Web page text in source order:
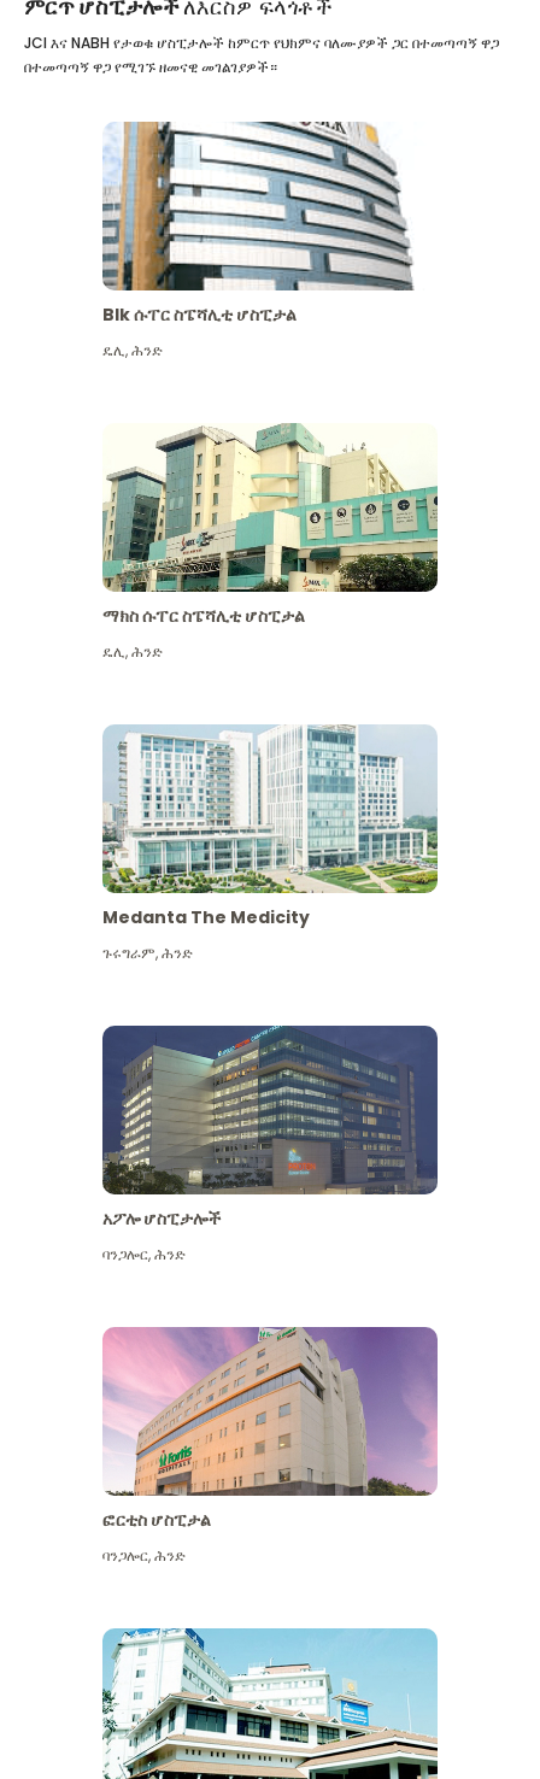
ምርጥ ሆስፒታሎችለእርስዎ ፍላጎቶች
JCI እና NABH የታወቁ ሆስፒታሎች ከምርጥ የህክምና ባለሙያዎች ጋር በተመጣጣኝ ዋጋ
በተመጣጣኝ ዋጋ የሚገኙ ዘመናዊ መገልገያዎች።
Blk ሱፐር ስፔሻሊቲ ሆስፒታል
ዴሊ,ሕንድ
ማክስ ሱፐር ስፔሻሊቲ ሆስፒታል
ዴሊ,ሕንድ
Medanta The Medicity
ጉሩግራም,ሕንድ
አፖሎ ሆስፒታሎች
ባንጋሎር,ሕንድ
ፎርቲስ ሆስፒታል
ባንጋሎር,ሕንድ